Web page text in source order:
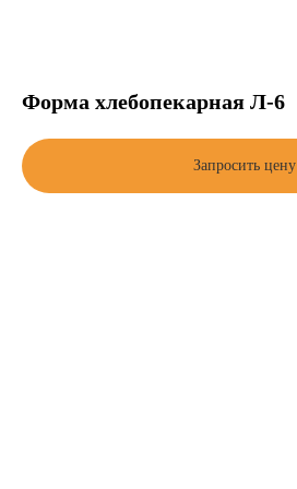
Форма хлебопекарная Л-6
Запросить цену